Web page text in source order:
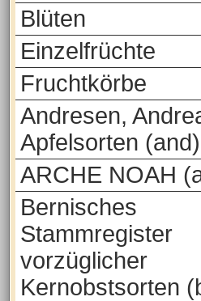
Blüten
Einzelfrüchte
Fruchtkörbe
Andresen,
Apfelsorten (and)
ARCHE NOAH
Bernisches
Stammregister
vorzüglicher
Kernobstsorten